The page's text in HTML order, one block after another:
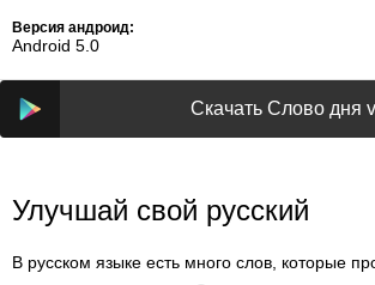
Версия андроид:
Android 5.0
Скачать Слово дня
Улучшай свой русский
В русском языке есть много слов, которые